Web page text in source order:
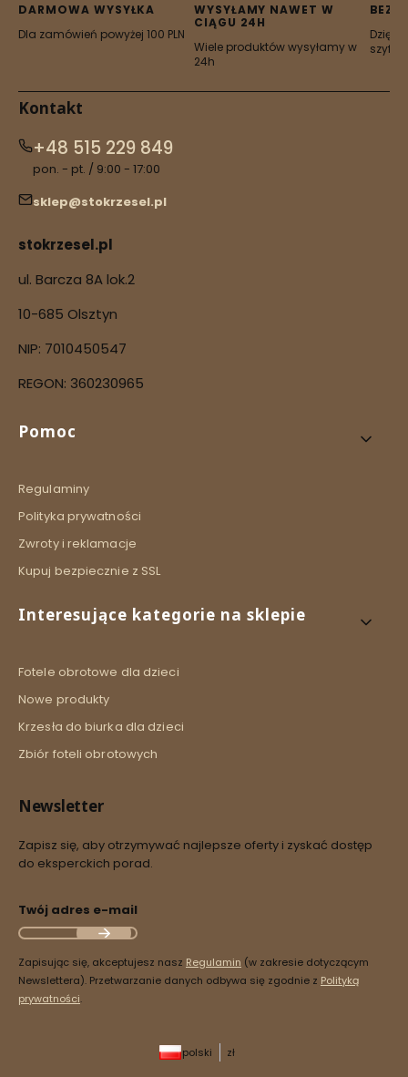
DARMOWA WYSYŁKA
Dla zamówień powyżej 100 PLN
WYSYŁAMY NAWET W
CIĄGU 24H
Wiele produktów wysyłamy w
24h
Dzięki
Kontakt
+48 515 229 849
pon. - pt. / 9:00 - 17:00
sklep@stokrzesel.pl
stokrzesel.pl
ul. Barcza 8A lok.2
10-685 Olsztyn
NIP: 7010450547
REGON: 360230965
Linki w stopce
Pomoc
Regulaminy
Polityka prywatności
Zwroty i reklamacje
Kupuj bezpiecznie z SSL
Interesujące kategorie na sklepie
Fotele obrotowe dla dzieci
Nowe produkty
Krzesła do biurka dla dzieci
Zbiór foteli obrotowych
Newsletter
Zapisz się, aby otrzymywać najlepsze oferty i zyskać dostęp
do eksperckich porad.
Twój adres e-mail
Zapisując się, akceptujesz nasz Regulamin (w zakresie dotyczącym
Newslettera). Przetwarzanie danych odbywa się zgodnie z Polityką
prywatności.
polski zł